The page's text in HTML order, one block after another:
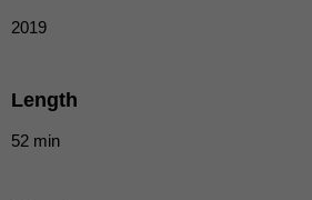
2019
Length
52 min
Essenziell (1)
Essenzielle Cookies ermöglichen